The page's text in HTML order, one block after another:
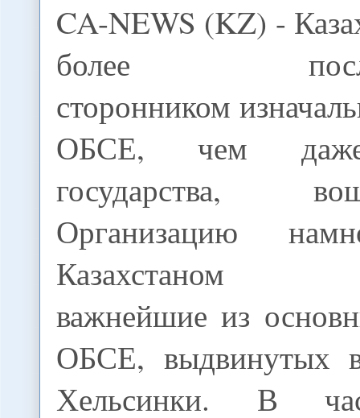
CA-NEWS (KZ) -
более
сторонником
ОБСЕ, чем даже
государства,
Организацию
Казахстаном
важнейшие из
ОБСЕ, выдвинутых
Хельсинки. В